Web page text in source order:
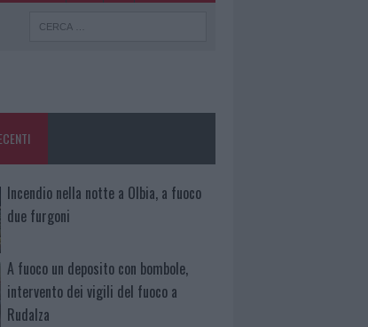
Incendio nella notte a Olbia, a fuoco
due furgoni
A fuoco un deposito con bombole,
intervento dei vigili del fuoco a
Rudalza